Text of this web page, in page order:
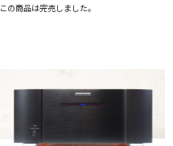
この商品は完売しました。